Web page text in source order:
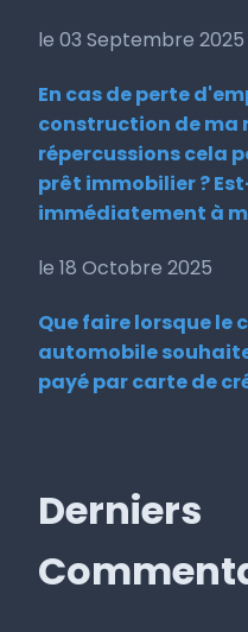
le 03 Septembre 2025
En cas de perte
construction de ma
répercussions cela
prêt immobilier ?
immédiatement à
le 18 Octobre 2025
Que faire lorsque le
automobile
payé par carte de
Derniers